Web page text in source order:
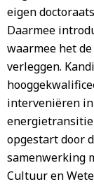
eigen
Daarmee
waarmee het
verleggen.
interveniëren
energietransitie
opgestart door
samenwerking
Cultuur en